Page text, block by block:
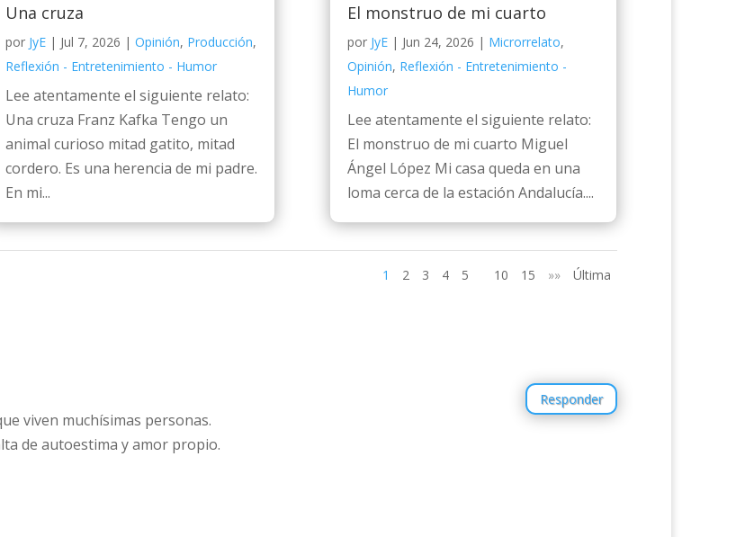
Una cruza
por JyE| Jul 7, 2026 | Opinión, Producción,
Reflexión - Entretenimiento - Humor
Lee atentamente el siguiente relato:
Una cruza Franz Kafka Tengo un
animal curioso mitad gatito, mitad
cordero. Es una herencia de mi padre.
En mi...
El monstruo de mi cuarto
por JyE| Jun 24, 2026 | Microrrelato,
Opinión, Reflexión - Entretenimiento -
Humor
Lee atentamente el siguiente relato:
El monstruo de mi cuarto Miguel
Ángel López Mi casa queda en una
loma cerca de la estación Andalucía....
1 2 3 4 5 10 15 »» Última
viven muchísimas personas.
de autoestima y amor propio.
Responder